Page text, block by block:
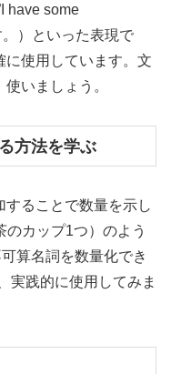
have some
）といった表現で
に使用しています。文
いましょう。
方法を学ぶ
ることで数量を示し
のカップ1つ）のよう
算名詞を数量化でき
実践的に使用してみま